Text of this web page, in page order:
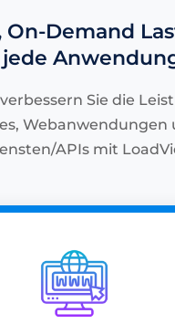
On-Demand
Sie die
Webanwendungen
APIs mit